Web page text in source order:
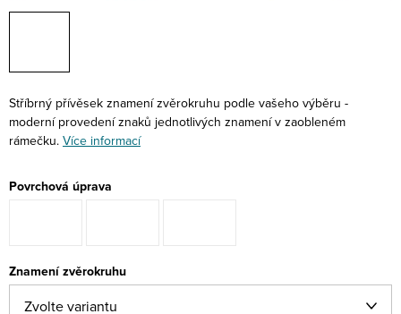
Stříbrný přívěsek znamení zvěrokruhu podle vašeho výběru -
moderní provedení znaků jednotlivých znamení v zaobleném
rámečku. Více informací
Povrchová úprava
Znamení zvěrokruhu